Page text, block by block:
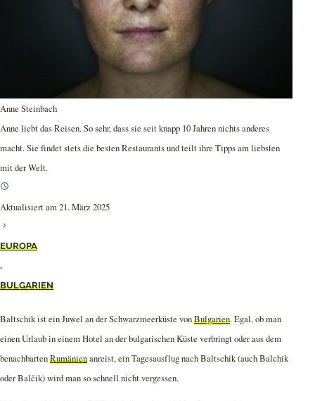
Anne Steinbach
Anne liebt das Reisen. So sehr, dass sie seit knapp 10 Jahren nichts anderes
macht. Sie findet stets die besten Restaurants und teilt ihre Tipps am liebsten
mit der Welt.
Aktualisiert am 21. März 2025
EUROPA
,
BULGARIEN
Baltschik ist ein Juwel an der Schwarzmeerküste vonBulgarien. Egal, ob man
einen Urlaub in einem Hotel an der bulgarischen Küste verbringt oder aus dem
benachbartenRumänienanreist, ein Tagesausflug nach Baltschik (auch Balchik
oder Balčik) wird man so schnell nicht vergessen.